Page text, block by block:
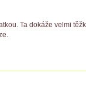
Ta dokáže velmi